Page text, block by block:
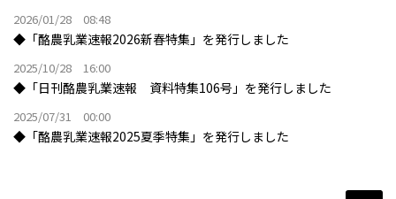
2026/01/28 08:48
◆「酪農乳業速報2026新春特集」を発行しました
2025/10/28 16:00
◆「日刊酪農乳業速報 資料特集106号」を発行しました
2025/07/31 00:00
◆「酪農乳業速報2025夏季特集」を発行しました